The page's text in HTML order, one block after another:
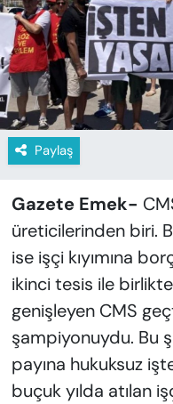
Paylaş
Gazete Emek-
üreticilerinden biri.
ise işçi kıyımına
ikinci tesis ile
genişleyen CMS
şampiyonuydu. Bu
payına hukuksuz
buçuk yılda atılan
MAGAZİN
ÖZEL HABER
YAZAR KÖŞESİ
VAN VE